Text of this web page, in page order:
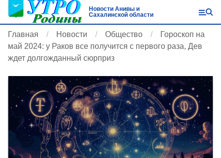
Новости Анивы и
Сахалинской области
Главная Новости Общество
Гороскоп на
май 2024: у Раков все получится с первого раза, Дев
ждет долгожданный сюрприз